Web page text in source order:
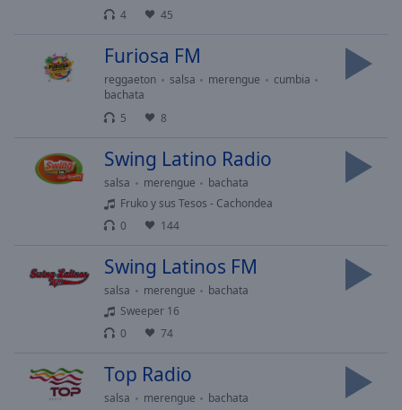
descriptions
off,
subtitles
settings
dialog
subtitles
Track
4
45
Furiosa FM
reggaeton salsa merengue
cumbia
bachata
5
8
Swing Latino Radio
salsa merengue
bachata
Fruko y sus Tesos - Cachondea
0
144
Swing Latinos FM
salsa merengue
bachata
Sweeper 16
0
74
Top Radio
salsa merengue
bachata